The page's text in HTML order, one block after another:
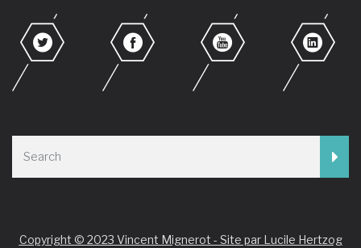
Copyright © 2023 Vincent Mignerot - Site par Lucile Hertzog